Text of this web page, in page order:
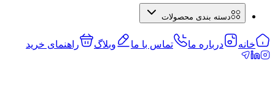
دسته بندی محصولات
خانه درباره ما تماس با ما وبلاگ راهنمای خرید